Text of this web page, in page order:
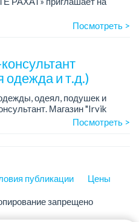
Посмотреть >
одежда и т.д.)
одеял, подушек и
Магазин "Irvik
Посмотреть >
публикации Цены
запрещено